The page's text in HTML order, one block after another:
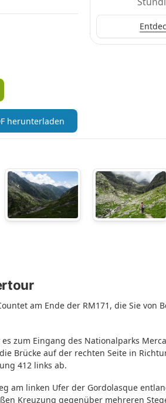
herunterladen
am Ende der RM171, die Sie von
zum Eingang des Nationalparks
Brücke auf der rechten Seite in
412 links ab.
am linken Ufer der Gordolasque
Kreuzung gegenüber mehreren